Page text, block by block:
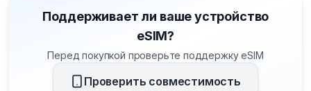
Поддерживает ли ваше устройство
eSIM?
Перед покупкой проверьте поддержку eSIM
Проверить совместимость